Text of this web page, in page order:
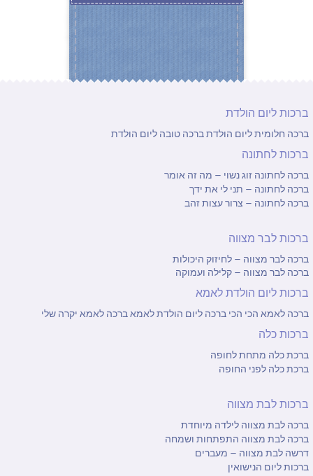
ברכות ליום הולדת
ברכה חלומית ליום הולדתברכה טובה ליום הולדת
ברכות לחתונה
ברכה לחתונה זוג נשוי – מה זה אומר
ברכה לחתונה – תני לי את ידך
ברכה לחתונה – צרור עצות זהב
ברכות לבר מצווה
ברכה לבר מצווה – לחיזוק היכולות
ברכה לבר מצווה – קלילה ועמוקה
ברכות ליום הולדת לאמא
ברכה לאמא הכי הכי ברכה ליום הולדת לאמאברכה לאמא יקרה שלי
ברכות כלה
ברכת כלה מתחת לחופה
ברכת כלה לפני החופה
ברכות לבת מצווה
ברכה לבת מצווה לילדה מיוחדת
ברכה לבת מצווה התפתחות ושמחה
דרשה לבת מצווה – מעברים
ברכות ליום הנישואין